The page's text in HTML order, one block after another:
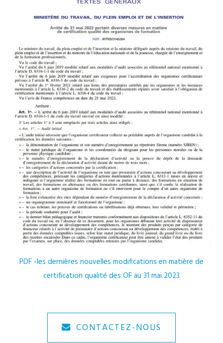
PDF -les dernières nouvelles modifications en matière de
certification qualité des OF au 31 mai 2023
CONTACTEZ-NOUS